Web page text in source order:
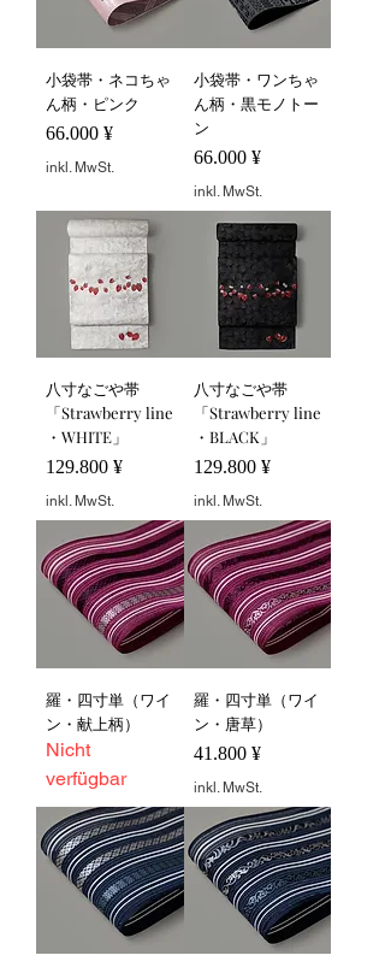
小袋帯・ネコちゃ
ん柄・ピンク
Preis
66.000 ¥
inkl. MwSt.
小袋帯・ワンちゃ
ん柄・黒モノトー
ン
Preis
66.000 ¥
inkl. MwSt.
八寸なごや帯
「Strawberry line
・WHITE」
Preis
129.800 ¥
inkl. MwSt.
八寸なごや帯
「Strawberry line
・BLACK」
Preis
129.800 ¥
inkl. MwSt.
羅・四寸単（ワイ
ン・献上柄）
Nicht
verfügbar
羅・四寸単（ワイ
ン・唐草）
Preis
41.800 ¥
inkl. MwSt.